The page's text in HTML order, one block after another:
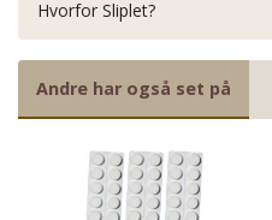
Hvorfor Sliplet?
Andre har også set på